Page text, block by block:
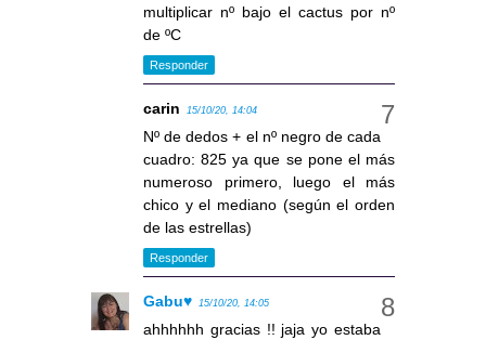
multiplicar nº bajo el cactus por nº
de ºC
Responder
carin 15/10/20, 14:04
Nº de dedos + el nº negro de cada
cuadro: 825 ya que se pone el más
numeroso primero, luego el más
chico y el mediano (según el orden
de las estrellas)
Responder
Gabu♥ 15/10/20, 14:05
ahhhhhh gracias !! jaja yo estaba